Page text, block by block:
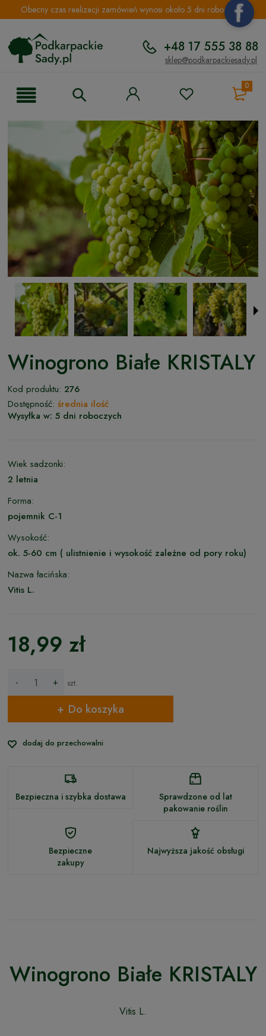
Obecny czas realizacji zamówień wynosi około 5 dni roboczych.
+48 17 555 38 88
sklep@podkarpackiesady.pl
0
Winogrono Białe KRISTALY
Kod produktu: 276
Dostępność: średnia ilość
Wysyłka w: 5 dni roboczych
Wiek sadzonki:
2 letnia
Forma:
pojemnik C-1
Wysokość:
ok. 5-60 cm ( ulistnienie i wysokość zależne od pory roku)
Nazwa łacińska:
Vitis L.
18,99 zł
- + szt.
Do koszyka
dodaj do przechowalni
Bezpieczna i szybka dostawa
Sprawdzone od lat
pakowanie roślin
Bezpieczne
zakupy
Najwyższa jakość obsługi
Winogrono Białe KRISTALY
Vitis L.